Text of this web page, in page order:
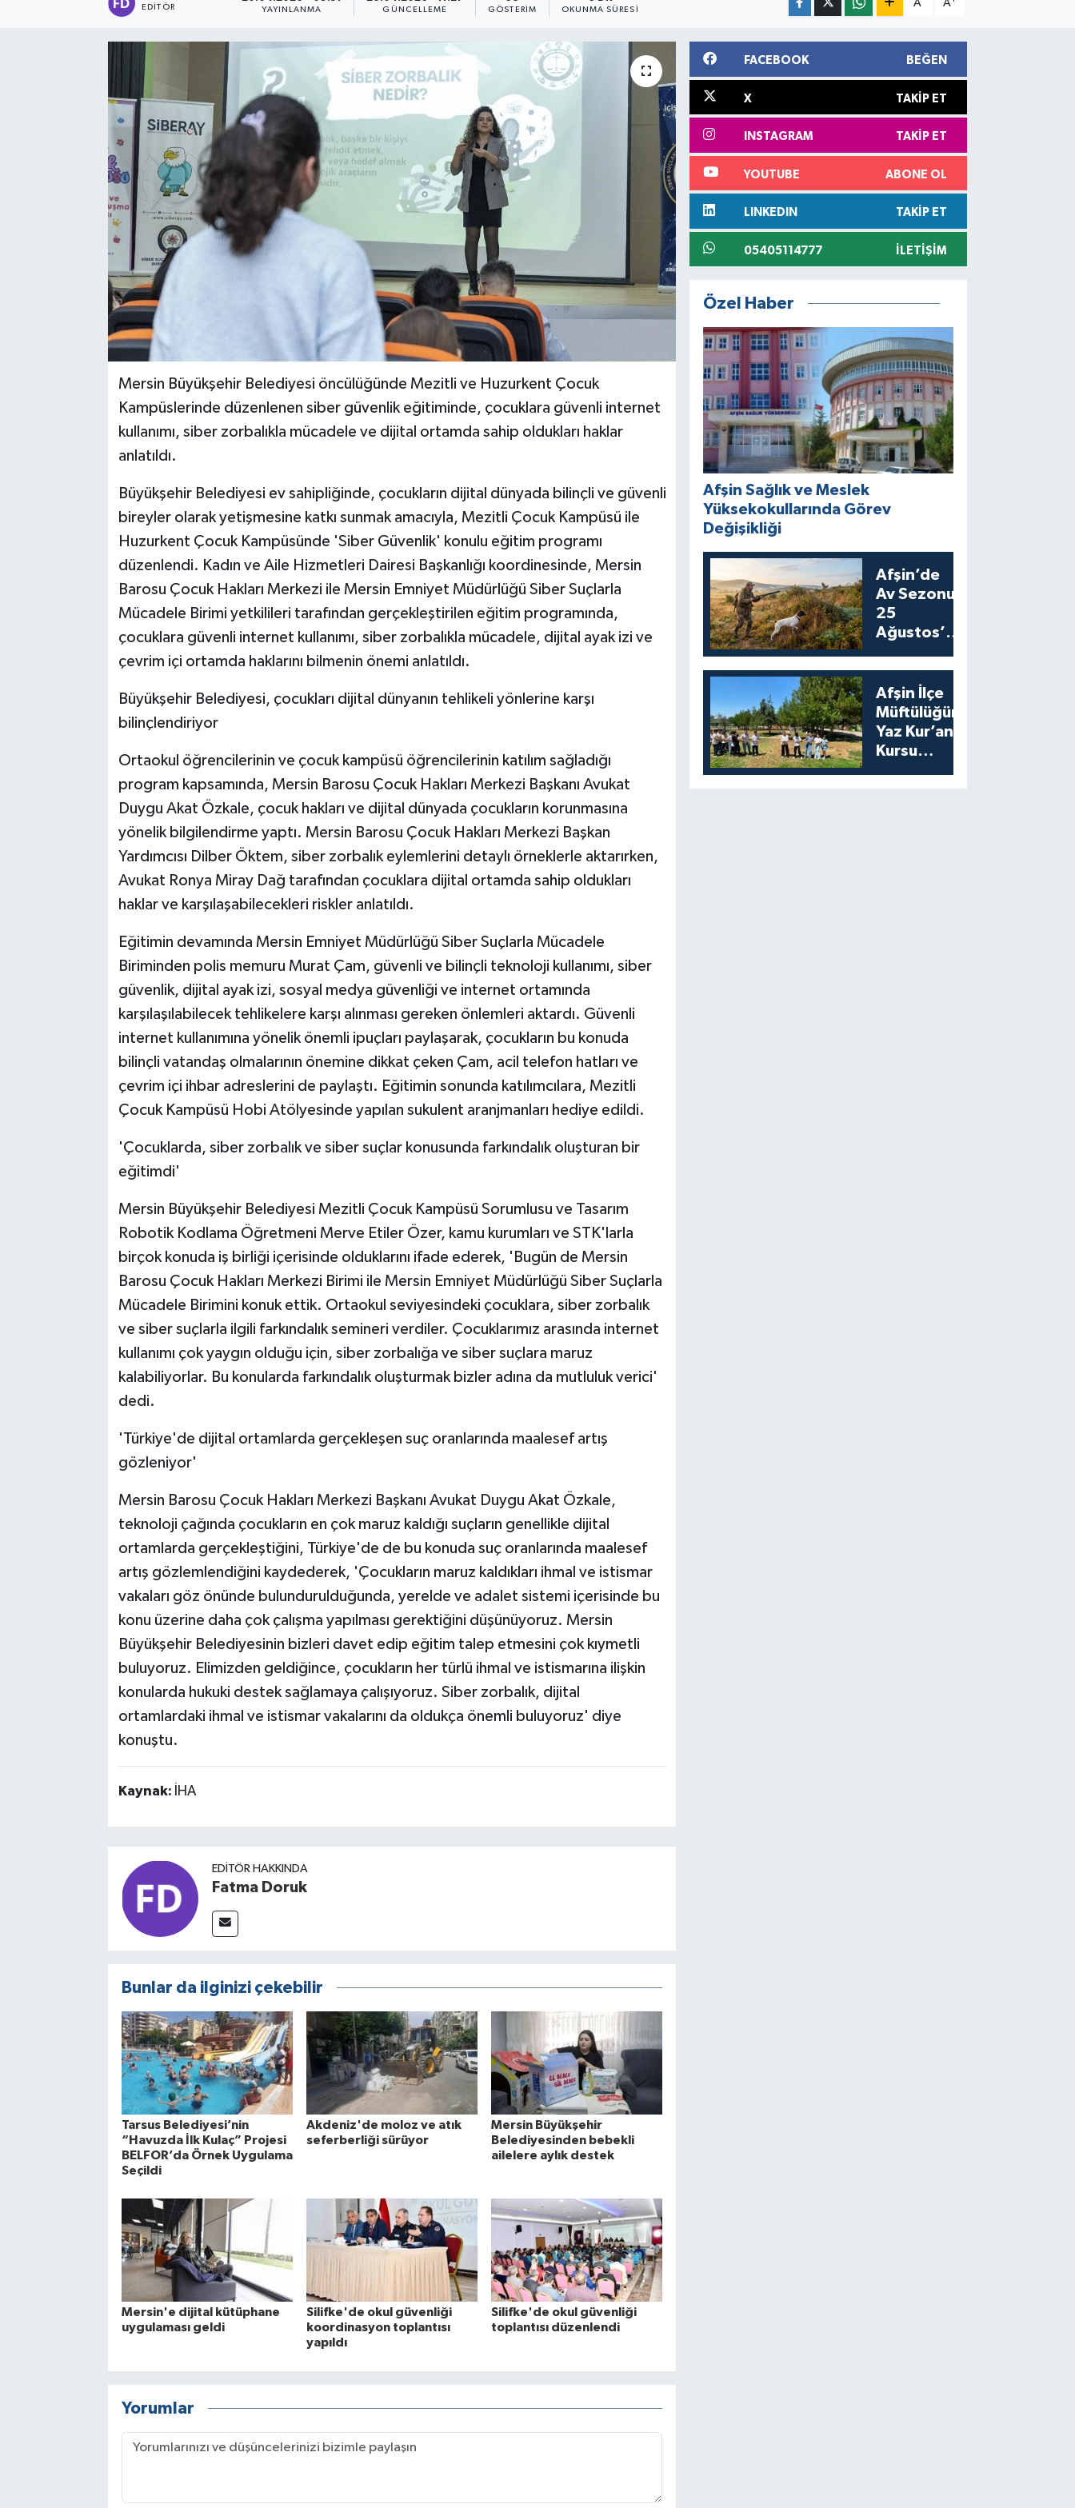
EDITÖR YAYINLANMA GÜNCELLEME GÖSTERIM OKUNMA SÜRESI
A A
Mersin Büyükşehir Belediyesi öncülüğünde Mezitli ve Huzurkent Çocuk
Kampüslerinde düzenlenen siber güvenlik eğitiminde, çocuklara güvenli internet
kullanımı, siber zorbalıkla mücadele ve dijital ortamda sahip oldukları haklar
anlatıldı.
Büyükşehir Belediyesi ev sahipliğinde, çocukların dijital dünyada bilinçli ve güvenli
bireyler olarak yetişmesine katkı sunmak amacıyla, Mezitli Çocuk Kampüsü ile
Huzurkent Çocuk Kampüsünde 'Siber Güvenlik' konulu eğitim programı
düzenlendi. Kadın ve Aile Hizmetleri Dairesi Başkanlığı koordinesinde, Mersin
Barosu Çocuk Hakları Merkezi ile Mersin Emniyet Müdürlüğü Siber Suçlarla
Mücadele Birimi yetkilileri tarafından gerçekleştirilen eğitim programında,
çocuklara güvenli internet kullanımı, siber zorbalıkla mücadele, dijital ayak izi ve
çevrim içi ortamda haklarını bilmenin önemi anlatıldı.
Büyükşehir Belediyesi, çocukları dijital dünyanın tehlikeli yönlerine karşı
bilinçlendiriyor
Ortaokul öğrencilerinin ve çocuk kampüsü öğrencilerinin katılım sağladığı
program kapsamında, Mersin Barosu Çocuk Hakları Merkezi Başkanı Avukat
Duygu Akat Özkale, çocuk hakları ve dijital dünyada çocukların korunmasına
yönelik bilgilendirme yaptı. Mersin Barosu Çocuk Hakları Merkezi Başkan
Yardımcısı Dilber Öktem, siber zorbalık eylemlerini detaylı örneklerle aktarırken,
Avukat Ronya Miray Dağ tarafından çocuklara dijital ortamda sahip oldukları
haklar ve karşılaşabilecekleri riskler anlatıldı.
Eğitimin devamında Mersin Emniyet Müdürlüğü Siber Suçlarla Mücadele
Biriminden polis memuru Murat Çam, güvenli ve bilinçli teknoloji kullanımı, siber
güvenlik, dijital ayak izi, sosyal medya güvenliği ve internet ortamında
karşılaşılabilecek tehlikelere karşı alınması gereken önlemleri aktardı. Güvenli
internet kullanımına yönelik önemli ipuçları paylaşarak, çocukların bu konuda
bilinçli vatandaş olmalarının önemine dikkat çeken Çam, acil telefon hatları ve
çevrim içi ihbar adreslerini de paylaştı. Eğitimin sonunda katılımcılara, Mezitli
Çocuk Kampüsü Hobi Atölyesinde yapılan sukulent aranjmanları hediye edildi.
'Çocuklarda, siber zorbalık ve siber suçlar konusunda farkındalık oluşturan bir
eğitimdi'
Mersin Büyükşehir Belediyesi Mezitli Çocuk Kampüsü Sorumlusu ve Tasarım
Robotik Kodlama Öğretmeni Merve Etiler Özer, kamu kurumları ve STK'larla
birçok konuda iş birliği içerisinde olduklarını ifade ederek, 'Bugün de Mersin
Barosu Çocuk Hakları Merkezi Birimi ile Mersin Emniyet Müdürlüğü Siber Suçlarla
Mücadele Birimini konuk ettik. Ortaokul seviyesindeki çocuklara, siber zorbalık
ve siber suçlarla ilgili farkındalık semineri verdiler. Çocuklarımız arasında internet
kullanımı çok yaygın olduğu için, siber zorbalığa ve siber suçlara maruz
kalabiliyorlar. Bu konularda farkındalık oluşturmak bizler adına da mutluluk verici'
dedi.
'Türkiye'de dijital ortamlarda gerçekleşen suç oranlarında maalesef artış
gözleniyor'
Mersin Barosu Çocuk Hakları Merkezi Başkanı Avukat Duygu Akat Özkale,
teknoloji çağında çocukların en çok maruz kaldığı suçların genellikle dijital
ortamlarda gerçekleştiğini, Türkiye'de de bu konuda suç oranlarında maalesef
artış gözlemlendiğini kaydederek, 'Çocukların maruz kaldıkları ihmal ve istismar
vakaları göz önünde bulundurulduğunda, yerelde ve adalet sistemi içerisinde bu
konu üzerine daha çok çalışma yapılması gerektiğini düşünüyoruz. Mersin
Büyükşehir Belediyesinin bizleri davet edip eğitim talep etmesini çok kıymetli
buluyoruz. Elimizden geldiğince, çocukların her türlü ihmal ve istismarına ilişkin
konularda hukuki destek sağlamaya çalışıyoruz. Siber zorbalık, dijital
ortamlardaki ihmal ve istismar vakalarını da oldukça önemli buluyoruz' diye
konuştu.
Kaynak: İHA
EDITÖR HAKKINDA
Fatma Doruk
Bunlar da ilginizi çekebilir
Tarsus Belediyesi’nin
“Havuzda İlk Kulaç” Projesi
BELFOR’da Örnek Uygulama
Seçildi
Akdeniz'de moloz ve atık
seferberliği sürüyor
Mersin Büyükşehir
Belediyesinden bebekli
ailelere aylık destek
Mersin'e dijital kütüphane
uygulaması geldi
Silifke'de okul güvenliği
koordinasyon toplantısı
yapıldı
Silifke'de okul güvenliği
toplantısı düzenlendi
Yorumlar
FACEBOOK BEĞEN
X TAKIP ET
INSTAGRAM TAKIP ET
YOUTUBE ABONE OL
LINKEDIN TAKIP ET
05405114777 İLETIŞIM
Özel Haber
Afşin Sağlık ve Meslek
Yüksekokullarında Görev
Değişikliği
Afşin’de
Av Sezonu
25
Ağustos’ta
Avıyla
Açılıyor
Afşin İlçe
Müftülüğünden
Yaz Kur’an
Kursu